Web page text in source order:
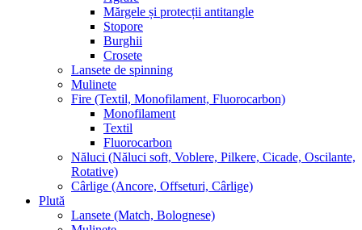
Mărgele și protecții antitangle
Stopore
Burghii
Crosete
Lansete de spinning
Mulinete
Fire (Textil, Monofilament, Fluorocarbon)
Monofilament
Textil
Fluorocarbon
Năluci (Năluci soft, Voblere, Pilkere, Cicade, Oscilante,
Rotative)
Cârlige (Ancore, Offseturi, Cârlige)
Plută
Lansete (Match, Bolognese)